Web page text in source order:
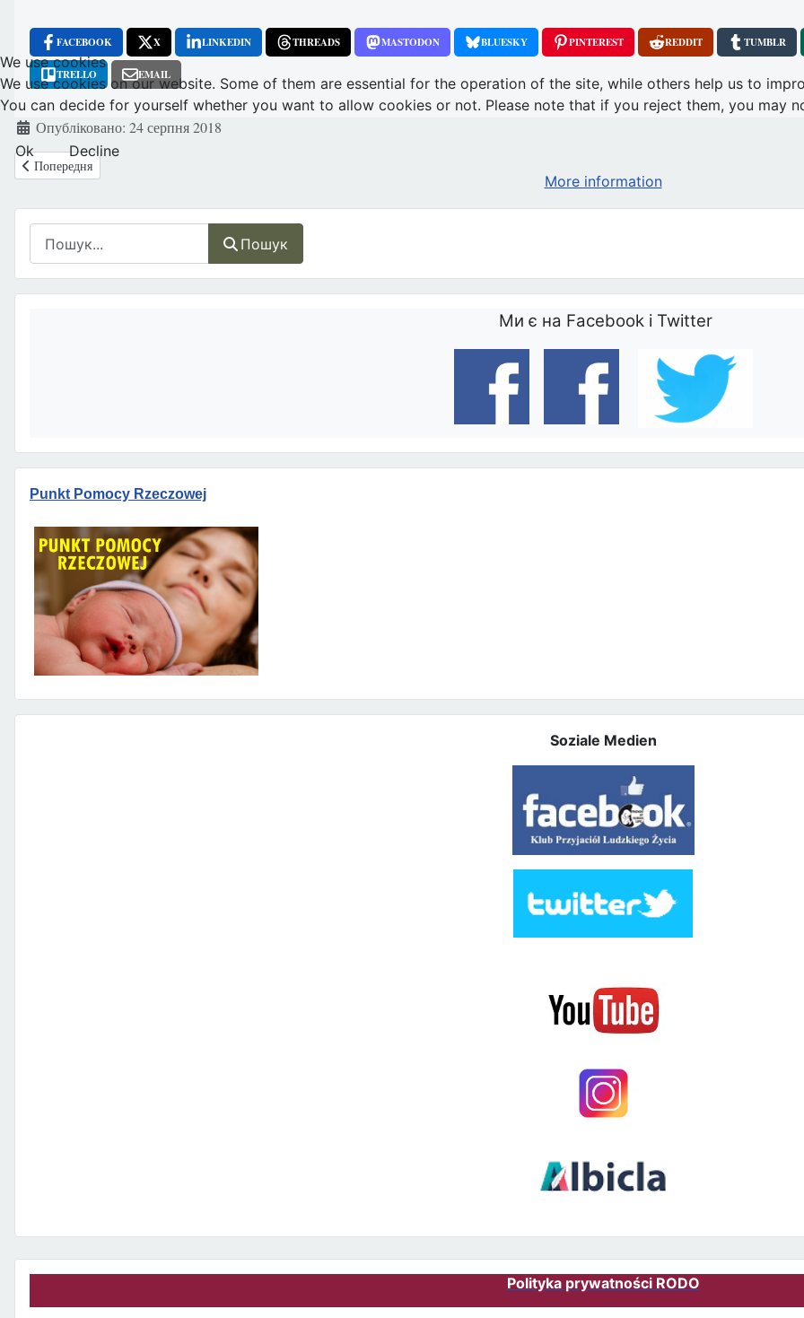
Пошук
Ми є на Facebook і Twitter
Punkt Pomocy Rzeczowej
Soziale Medien
FACEBOOK X LINKEDIN THREADS MASTODON BLUESKY PINTEREST REDDIT TUMBLR
TRELLO EMAIL
ДеталіОпубліковано: 24 серпня 2018
Попередня стаття: Польща: Материнська пенсія
Попередня
Polityka prywatności RODO
We use cookies
We use cookies on our website. Some of them are essential for the operation of the site, while others help us to
You can decide for yourself whether you want to allow cookies or not. Please note that if you reject them, you may
Ok
Decline
More information